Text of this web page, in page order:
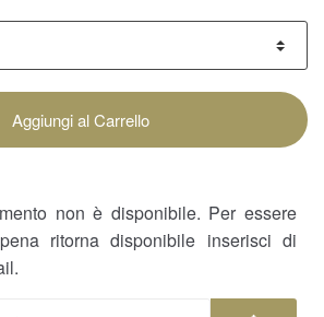
Aggiungi al Carrello
non è disponibile. Per essere
ritorna disponibile inserisci di